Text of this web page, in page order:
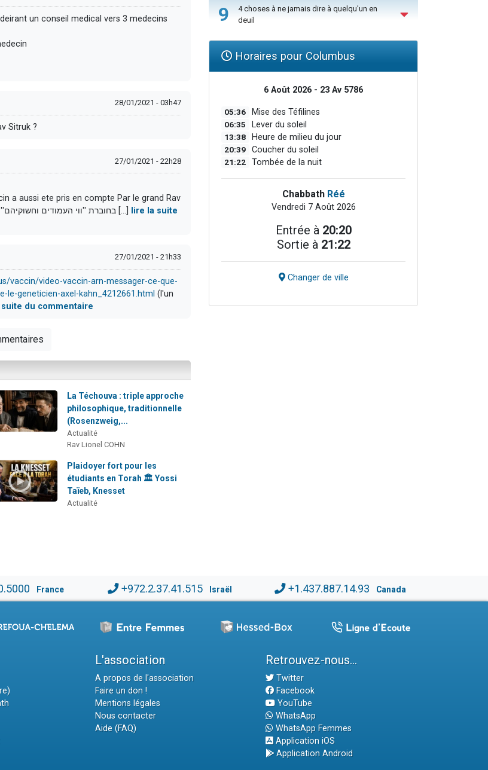
un conseil medical vers 3 medecins
28/01/2021 - 03h47
Sitruk ?
27/01/2021 - 22h28
a aussi ete pris en compte Par le grand Rav
zilberstein, voici ce qu'a tranche Rav Zilberstein (בחוברת ''ווי העמודים וחשוקיהם'' מס’ 88, טבת [...]
lire la suite
27/01/2021 - 21h33
vaccin/video-vaccin-arn-messager-ce-que-
le-geneticien-axel-kahn_4212661.html (l'un
suite du commentaire
La Téchouva : triple approche
philosophique, traditionnelle
(Rosenzweig,...
Actualité
Rav Lionel COHN
Plaidoyer fort pour les
étudiants en Torah 🏛️ Yossi
Taïeb, Knesset
Actualité
9
4 choses à ne jamais dire à quelqu'un en
deuil
Horaires pour Columbus
6 Août 2026 - 23 Av 5786
05:36 Mise des Téfilines
06:35 Lever du soleil
13:38 Heure de milieu du jour
20:39 Coucher du soleil
21:22 Tombée de la nuit
Chabbath Réé
Vendredi 7 Août 2026
Entrée à 20:20
Sortie à 21:22
Changer de ville
France +972.2.37.41.515 Israël +1.437.887.14.93 Canada
L'association
A propos de l'association
Faire un don !
Mentions légales
Nous contacter
Aide (FAQ)
Retrouvez-nous...
Twitter
Facebook
YouTube
WhatsApp
WhatsApp Femmes
Application iOS
Application Android